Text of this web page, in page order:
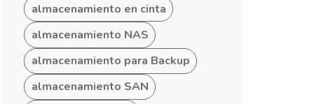
almacenamiento en cinta
almacenamiento NAS
almacenamiento para Backup
almacenamiento SAN